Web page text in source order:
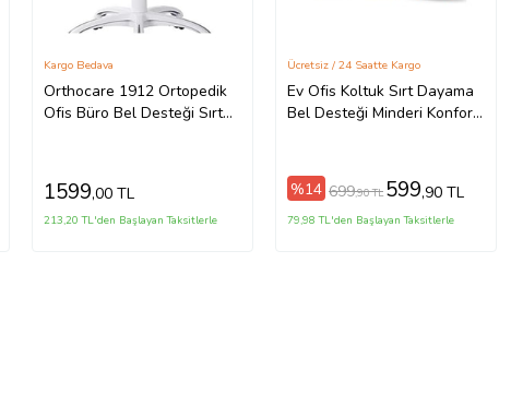
Orthocare 1912 Ortopedik
Ofis Büro Bel Desteği Sırt
Kargo Bedava
1599,00 TL
213,20 TL'den Başlayan Taksitlerle
Ev Ofis Koltuk Sırt Dayama
Bel Desteği Minderi Konfor
Ücretsiz / 24 Saatte Kargo
%14 699,90 TL 599,90 TL
79,98 TL'den Başlayan Taksitlerle